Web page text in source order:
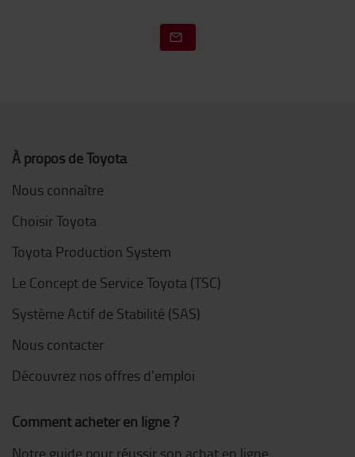
À propos de Toyota
Nous connaître
Choisir Toyota
Toyota Production System
Le Concept de Service Toyota (TSC)
Système Actif de Stabilité (SAS)
Nous contacter
Découvrez nos offres d'emploi
Comment acheter en ligne ?
Notre guide pour réussir son achat en ligne